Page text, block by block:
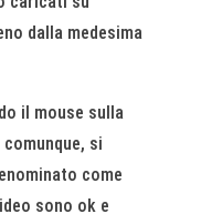
dalla medesima
il mouse sulla
si
come
sono ok e